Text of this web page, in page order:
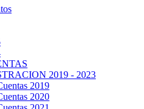
2019 - 2023
2019
2020